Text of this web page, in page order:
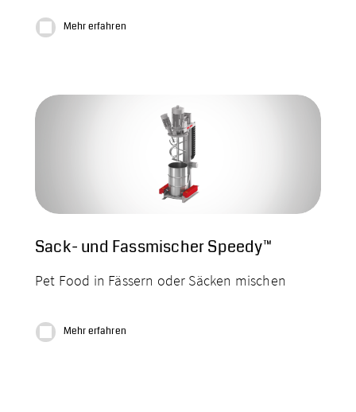
Mehr erfahren
Sack- und Fassmischer Speedy™
Pet Food in Fässern oder Säcken mischen
Mehr erfahren